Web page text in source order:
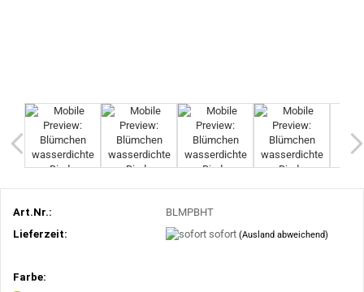
Art.Nr.:
BLMPBHT
Lieferzeit:
sofort(Ausland abweichend)
Farbe: